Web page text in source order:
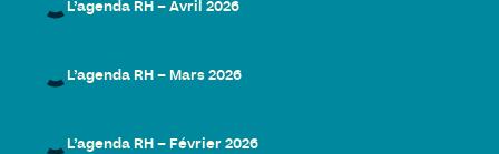
L’agenda RH – Avril 2026
L’agenda RH – Mars 2026
L’agenda RH – Février 2026